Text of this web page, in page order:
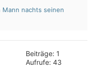
Mann nachts seinen
Beiträge: 1
Aufrufe: 43